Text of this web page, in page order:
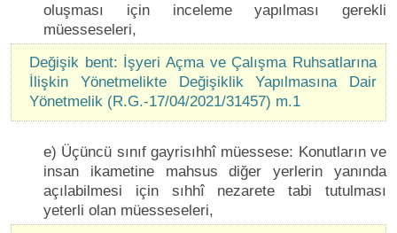
oluşması için inceleme yapılması gerekli
müesseseleri,
Değişik bent: İşyeri Açma ve Çalışma Ruhsatlarına
İlişkin Yönetmelikte Değişiklik Yapılmasına Dair
Yönetmelik (R.G.-17/04/2021/31457) m.1
e) Üçüncü sınıf gayrisıhhî müessese: Konutların ve
insan ikametine mahsus diğer yerlerin yanında
açılabilmesi için sıhhî nezarete tabi tutulması
yeterli olan müesseseleri,